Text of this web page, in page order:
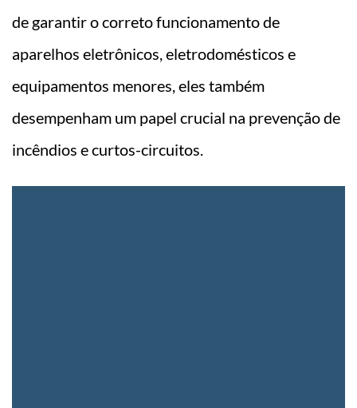
de garantir o correto funcionamento de
aparelhos eletrônicos, eletrodomésticos e
equipamentos menores, eles também
desempenham um papel crucial na prevenção de
incêndios e curtos-circuitos.